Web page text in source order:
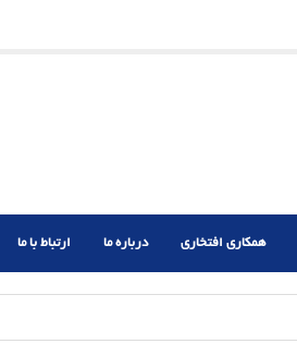
همکاری افتخاری درباره ما ارتباط با ما